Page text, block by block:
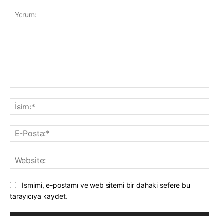
Ismimi, e-postamı ve web sitemi bir dahaki sefere bu
tarayıcıya kaydet.